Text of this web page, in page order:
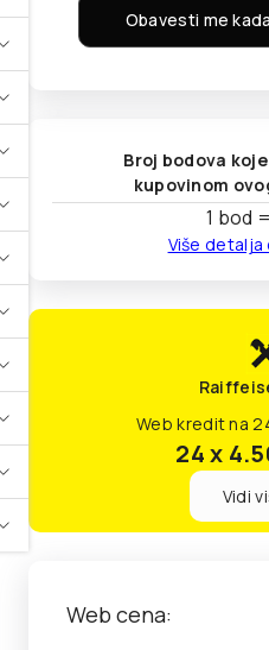
Obavesti me
Broj bodova
kupovinom
1 bod
Više detalja
Web kredit na
24 x
Vidi
Web cena: